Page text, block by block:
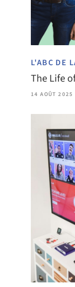
L'ABC DE
The Life
14 AOÛT 2025